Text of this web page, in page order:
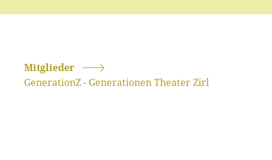
Mitglieder
GenerationZ - Generationen Theater Zirl